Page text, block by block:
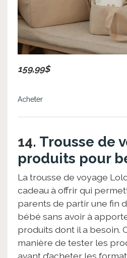
159,99$
Acheter
14. Trousse de
produits pour
La trousse de voyage
cadeau à offrir qui
parents de partir une fin
bébé sans avoir à
produits dont il a besoin.
manière de tester les
avant d’acheter les